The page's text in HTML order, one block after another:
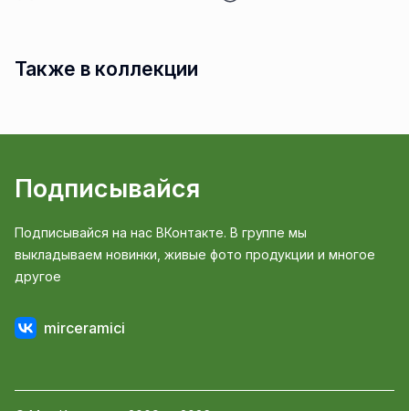
Также в коллекции
Подписывайся
Подписывайся на нас ВКонтакте. В группе мы
выкладываем новинки, живые фото продукции и многое
другое
mirceramici